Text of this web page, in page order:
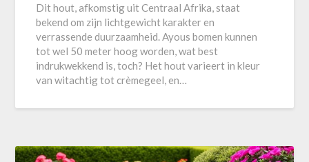
Dit hout, afkomstig uit Centraal Afrika, staat
bekend om zijn lichtgewicht karakter en
verrassende duurzaamheid. Ayous bomen kunnen
tot wel 50 meter hoog worden, wat best
indrukwekkend is, toch? Het hout varieert in kleur
van witachtig tot crèmegeel, en…